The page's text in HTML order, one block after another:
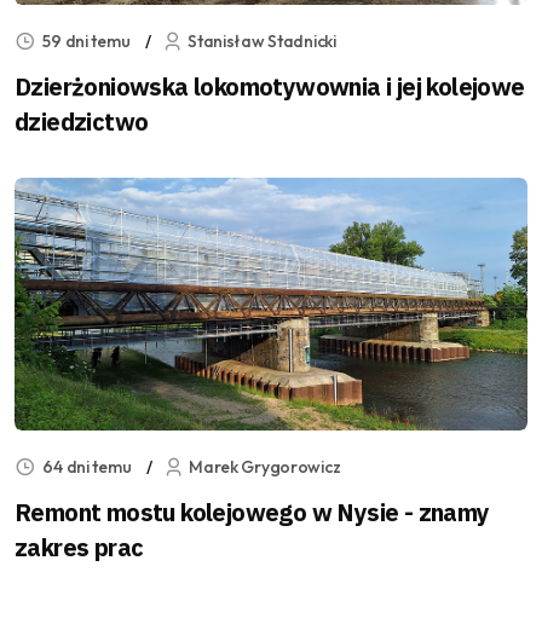
59 dni temu Stanisław Stadnicki
Dzierżoniowska lokomotywownia i jej kolejowe
dziedzictwo
64 dni temu Marek Grygorowicz
Remont mostu kolejowego w Nysie - znamy
zakres prac